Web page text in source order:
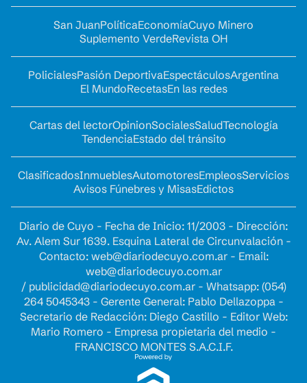
San JuanPolíticaEconomíaCuyo Minero
Suplemento VerdeRevista OH
PolicialesPasión DeportivaEspectáculosArgentina
El MundoRecetasEn las redes
Cartas del lectorOpinionSocialesSaludTecnología
TendenciaEstado del tránsito
ClasificadosInmueblesAutomotoresEmpleosServicios
Avisos Fúnebres y MisasEdictos
Diario de Cuyo - Fecha de Inicio: 11/2003 - Dirección:
Av. Alem Sur 1639. Esquina Lateral de Circunvalación -
Contacto: web@diariodecuyo.com.ar- Email:
web@diariodecuyo.com.ar
/ publicidad@diariodecuyo.com.ar- Whatsapp: (054)
264 5045343 - Gerente General: Pablo Dellazoppa -
Secretario de Redacción: Diego Castillo - Editor Web:
Mario Romero - Empresa propietaria del medio -
FRANCISCO MONTES S.A.C.I.F.